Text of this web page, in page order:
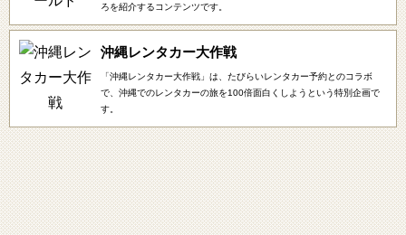
ろを紹介するコンテンツです。
沖縄レンタカー大作戦
「沖縄レンタカー大作戦」は、たびらいレンタカー予約とのコラボ
で、沖縄でのレンタカーの旅を100倍面白くしようという特別企画で
す。